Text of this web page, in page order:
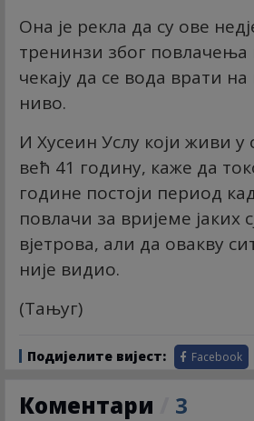
Она је рекла да су ове
тренинзи због повлачења
чекају да се вода врати
ниво.
И Хусеин Услу који живи у
већ 41 годину, каже да
године постоји период
повлачи за вријеме јаких
вјетрова, али да овакву
није видио.
(Тањуг)
Подијелите вијест: Facebook
Коментари 3